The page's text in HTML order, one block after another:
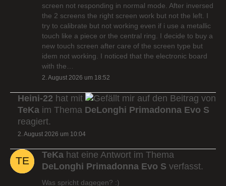
screen not responding in normal mode. After inversed
the 2 screens the right screen work but not the left. I
try to calibrate but not working even if i use a metallic
touch like a piece or the central ring. I decide to buy a
new touch screen after care of the screen type but
idem not working. I noticed that the electronic board
with the…
2. August 2026 um 18:52
Heini-22 hat mit
auf den Beitrag von
TeKa im Thema DeLonghi Primadonna Evo S
reagiert.
2. August 2026 um 10:04
TeKa hat eine Antwort im Thema
DeLonghi Primadonna Evo S verfasst.
Was spricht dagegen? :)